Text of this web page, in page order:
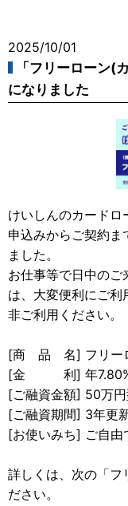
2025/10/01
「フリーローン(
になりました
けいしんのカード
申込みからご契約ま
ました。
お仕事等で日中のご
は、大変便利にご利
非ご利用ください。
[商 品 名] フリー
[金 利] 年7.80%(
[ご融資金額] 50万
[ご融資期間] 3年更
[お使いみち] ご自由
詳しくは、次の「フ
ださい。